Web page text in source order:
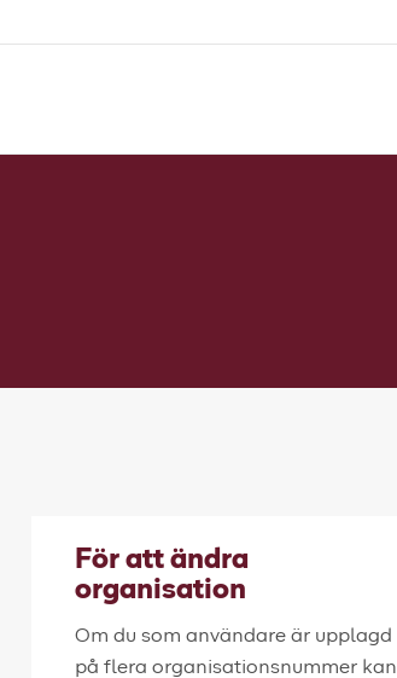
För att ändra
organisation
Om du som användare är upplagd
på flera organisationsnummer kan